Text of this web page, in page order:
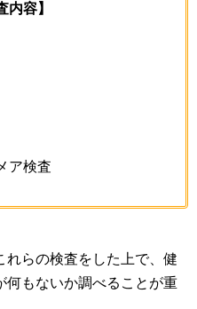
容】
ア検査
れらの検査をした上で、健
何もないか調べることが重